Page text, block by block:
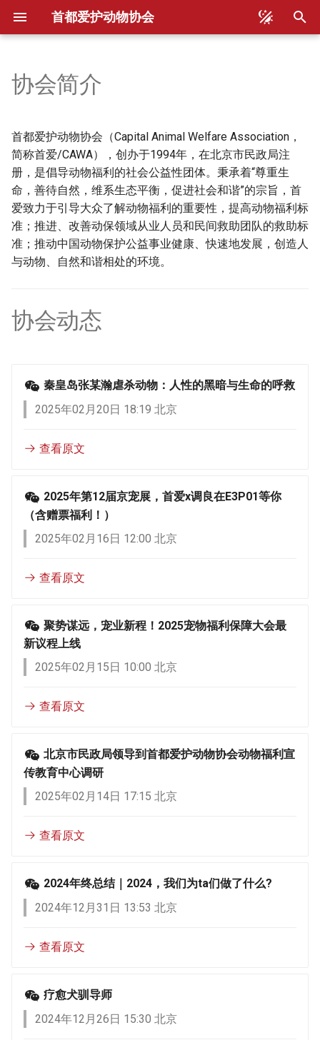
首都爱护动物协会
在
初
化
搜
索
引
擎
协会简介
首都爱护动物协会（Capital Animal Welfare Association，
简称首爱/CAWA），创办于1994年，在北京市民政局注
册，是倡导动物福利的社会公益性团体。秉承着“尊重生
命，善待自然，维系生态平衡，促进社会和谐”的宗旨，首
爱致力于引导大众了解动物福利的重要性，提高动物福利标
准；推进、改善动保领域从业人员和民间救助团队的救助标
准；推动中国动物保护公益事业健康、快速地发展，创造人
与动物、自然和谐相处的环境。
协会动态
秦皇岛张某瀚虐杀动物：人性的黑暗与生命的呼救
2025年02月20日 18:19 北京
查看原文
2025年第12届京宠展，首爱x调良在E3P01等你
（含赠票福利！）
2025年02月16日 12:00 北京
查看原文
聚势谋远，宠业新程！2025宠物福利保障大会最
新议程上线
2025年02月15日 10:00 北京
查看原文
北京市民政局领导到首都爱护动物协会动物福利宣
传教育中心调研
2025年02月14日 17:15 北京
查看原文
2024年终总结｜2024，我们为ta们做了什么?
2024年12月31日 13:53 北京
查看原文
疗愈犬驯导师
2024年12月26日 15:30 北京